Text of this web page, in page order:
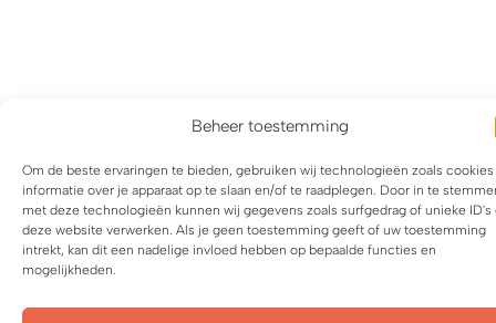
Beheer toestemming
Om de beste ervaringen te bieden, gebruiken wij technologieën zoals
informatie over je apparaat op te slaan en/of te raadplegen. Door in te
met deze technologieën kunnen wij gegevens zoals surfgedrag of unieke ID's
deze website verwerken. Als je geen toestemming geeft of uw toestemming
intrekt, kan dit een nadelige invloed hebben op bepaalde functies en
mogelijkheden.